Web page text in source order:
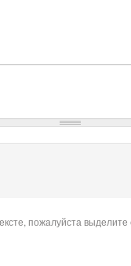
пожалуйста